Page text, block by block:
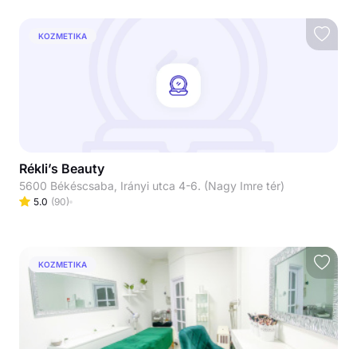
KOZMETIKA
Rékli’s Beauty
5600 Békéscsaba, Irányi utca 4-6. (Nagy Imre tér)
5.0 (90)
KOZMETIKA